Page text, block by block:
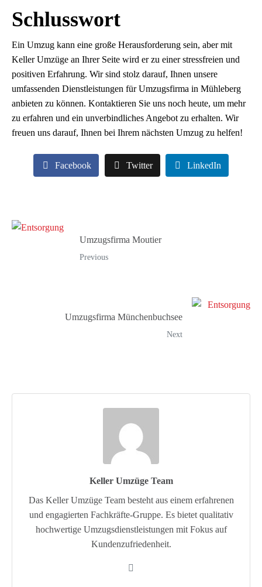
Schlusswort
Ein Umzug kann eine große Herausforderung sein, aber mit
Keller Umzüge an Ihrer Seite wird er zu einer stressfreien und
positiven Erfahrung. Wir sind stolz darauf, Ihnen unsere
umfassenden Dienstleistungen für Umzugsfirma in Mühleberg
anbieten zu können. Kontaktieren Sie uns noch heute, um mehr
zu erfahren und ein unverbindliches Angebot zu erhalten. Wir
freuen uns darauf, Ihnen bei Ihrem nächsten Umzug zu helfen!
Facebook Twitter LinkedIn
Umzugsfirma Moutier
Previous
Umzugsfirma Münchenbuchsee
Next
Keller Umzüge Team
Das Keller Umzüge Team besteht aus einem erfahrenen
und engagierten Fachkräfte-Gruppe. Es bietet qualitativ
hochwertige Umzugsdienstleistungen mit Fokus auf
Kundenzufriedenheit.